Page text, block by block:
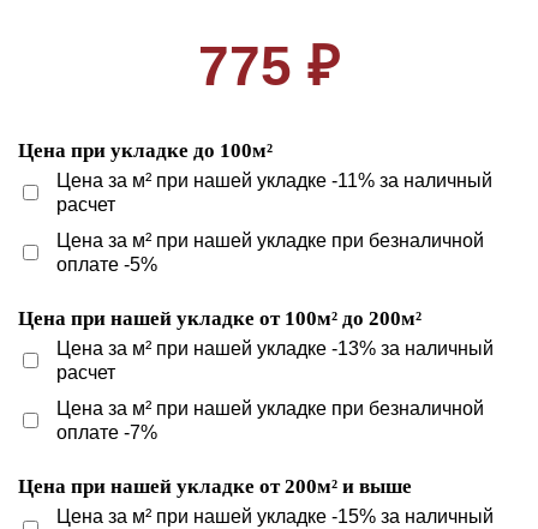
775 ₽
Цена при укладке до 100м²
Цена за м² при нашей укладке -11% за наличный
расчет
Цена за м² при нашей укладке при безналичной
оплате -5%
Цена при нашей укладке от 100м² до 200м²
Цена за м² при нашей укладке -13% за наличный
расчет
Цена за м² при нашей укладке при безналичной
оплате -7%
Цена при нашей укладке от 200м² и выше
Цена за м² при нашей укладке -15% за наличный